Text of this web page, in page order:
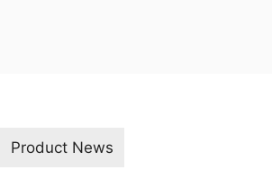
Product News